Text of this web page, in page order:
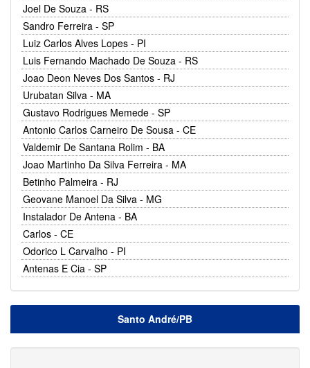
Joel De Souza - RS
Sandro Ferreira - SP
Luiz Carlos Alves Lopes - PI
Luis Fernando Machado De Souza - RS
Joao Deon Neves Dos Santos - RJ
Urubatan Silva - MA
Gustavo Rodrigues Memede - SP
Antonio Carlos Carneiro De Sousa - CE
Valdemir De Santana Rolim - BA
Joao Martinho Da Silva Ferreira - MA
Betinho Palmeira - RJ
Geovane Manoel Da Silva - MG
Instalador De Antena - BA
Carlos - CE
Odorico L Carvalho - PI
Antenas E Cia - SP
Santo André/PB